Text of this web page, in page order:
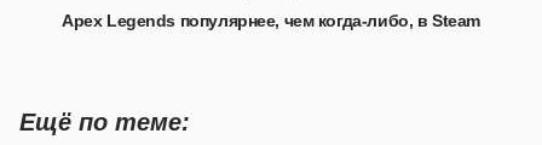
Apex Legends популярнее, чем когда-либо, в Steam
Ещё по теме: